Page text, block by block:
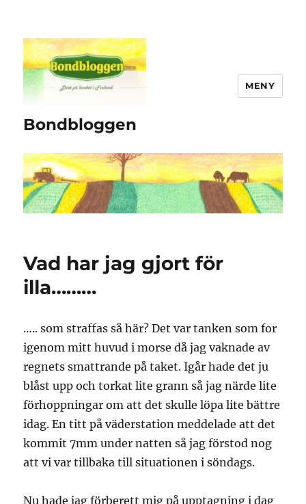
Bondbloggen
MENY
Vad har jag gjort för
illa………
….. som straffas så här? Det var tanken som for
igenom mitt huvud i morse då jag vaknade av
regnets smattrande på taket. Igår hade det ju
blåst upp och torkat lite grann så jag närde lite
förhoppningar om att det skulle löpa lite bättre
idag. En titt på väderstation meddelade att det
kommit 7mm under natten så jag förstod nog
att vi var tillbaka till situationen i söndags.
Nu hade jag förberett mig på upptagning i dag